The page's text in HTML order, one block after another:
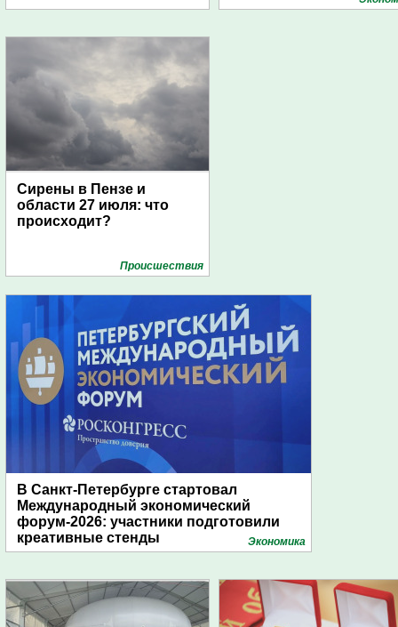
Сирены в Пензе и
области 27 июля: что
происходит?
Проиcшествия
В Санкт-Петербурге стартовал
Международный экономический
форум-2026: участники подготовили
креативные стенды
Экономика